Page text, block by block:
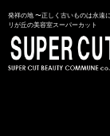
発祥の地 〜正しく古いものは永遠
リが丘の美容室スーパーカット